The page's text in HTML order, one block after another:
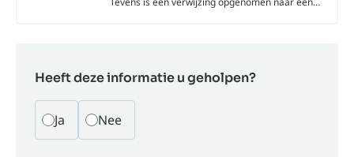
Heeft deze informatie u geholpen?
Ja Nee